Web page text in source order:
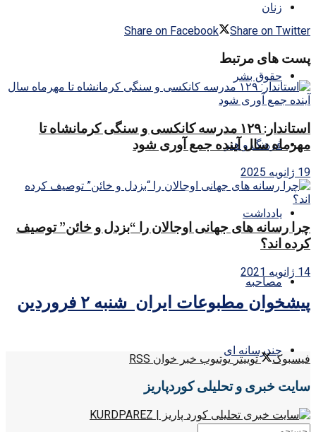
زنان
حقوق بشر
فرهنگ و هنر
یادداشت
مصاحبه
چندرسانه ای
Share on Facebook Share on Twitter
پست های مرتبط
استاندار: ۱۲۹ مدرسه کانکسی و سنگی کرمانشاه تا
مهرماه سال آینده جمع آوری شود
19 ژانویه 2025
چرا رسانه های جهانی اوجالان را “بزدل و خائن” توصیف
کرده اند؟
14 ژانویه 2021
پیشخوان مطبوعات ایران شنبه ۲ فروردین
فیسبوک توییتر یوتیوب خبر خوان RSS
سایت خبری و تحلیلی کوردپاریز